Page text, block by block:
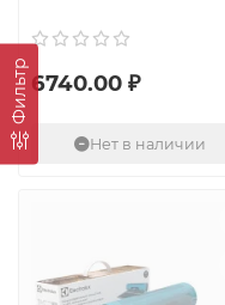
Фильтр6740.00 ₽
Нет в наличии